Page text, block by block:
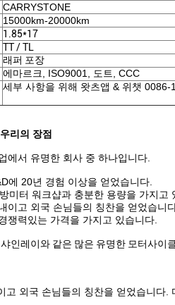
CARRYSTONE
15000km-20000km
1.85*17
TT / TL
래퍼 포장
에마르크, ISO9001, 도트, CCC
세부 사항을 위해 왓츠앱 & 위챗
리의 장점
에서 유명한 회사 중 하나입니다.
에 20년 경험 이상을 얻었습니다.
미터 워크샵과 충분한 용량을 가지고
이고 외국 손님들의 칭찬을 얻었습니
쟁력있는 가격을 가지고 있습니다.
인레이와 같은 많은 유명한 모터사이
고 외국 손님들의 칭찬을 얻었습니다